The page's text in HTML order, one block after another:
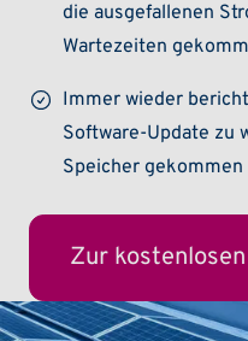
die ausgefallenen
Wartezeiten
Immer wieder
Software-Update zu
Speicher gekommen
Zur